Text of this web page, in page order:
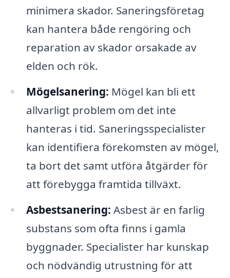
minimera skador. Saneringsföretag
kan hantera både rengöring och
reparation av skador orsakade av
elden och rök.
Mögelsanering: Mögel kan bli ett
allvarligt problem om det inte
hanteras i tid. Saneringsspecialister
kan identifiera förekomsten av mögel,
ta bort det samt utföra åtgärder för
att förebygga framtida tillväxt.
Asbestsanering: Asbest är en farlig
substans som ofta finns i gamla
byggnader. Specialister har kunskap
och nödvändig utrustning för att